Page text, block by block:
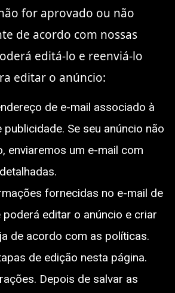
for aprovado ou não
de acordo com nossas
editá-lo e reenviá-lo
editar o anúncio:
de e-mail associado à
publicidade. Se seu anúncio não
enviaremos um e-mail com
fornecidas no e-mail de
poderá editar o anúncio e criar
de acordo com as políticas.
de edição nesta página.
Depois de salvar as